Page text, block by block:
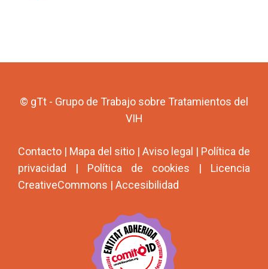
© gTt - Grupo de Trabajo sobre Tratamientos del
VIH
Contacto | Mapa del sitio | Aviso legal | Política de
privacidad | Política de cookies | Licencia
CreativeCommons | Accesibilidad